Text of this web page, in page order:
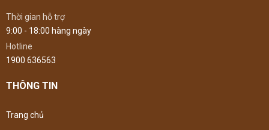
Thời gian hỗ trợ
9:00 - 18:00 hàng ngày
Hotline
1900 636563
THÔNG TIN
Trang chủ